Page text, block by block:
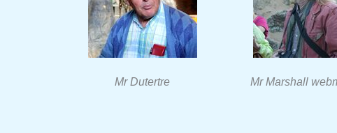
Mr Dutertre Mr Marshall